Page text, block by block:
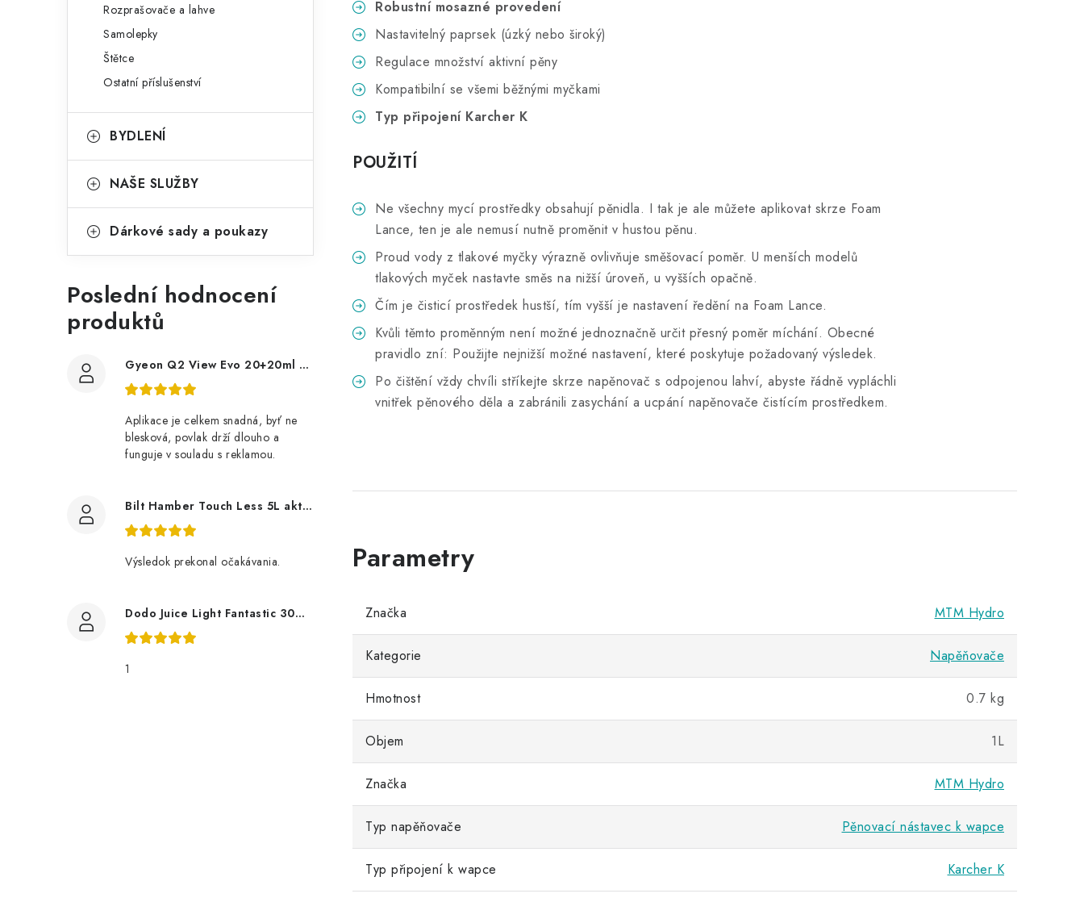
Rozprašovače a lahve
Samolepky
Štětce
Ostatní příslušenství
BYDLENÍ
NAŠE SLUŽBY
Dárkové sady a poukazy
Poslední hodnocení
produktů
Gyeon Q2 View Evo 20+20ml nanopovlak na okna
Aplikace je celkem snadná, byť ne
blesková, povlak drží dlouho a
funguje v souladu s reklamou.
Bilt Hamber Touch Less 5L aktivní pěna
Výsledok prekonal očakávania.
Dodo Juice Light Fantastic 30ml měkký vosk
1
Robustní mosazné provedení
Nastavitelný paprsek (úzký nebo široký)
Regulace množství aktivní pěny
Kompatibilní se všemi běžnými myčkami
Typ připojení Karcher K
POUŽITÍ
Ne všechny mycí prostředky obsahují pěnidla. I tak je ale můžete aplikovat skrze Foam
Lance, ten je ale nemusí nutně proměnit v hustou pěnu.
Proud vody z tlakové myčky výrazně ovlivňuje směšovací poměr. U menších modelů
tlakových myček nastavte směs na nižší úroveň, u vyšších opačně.
Čím je čisticí prostředek hustší, tím vyšší je nastavení ředění na Foam Lance.
Kvůli těmto proměnným není možné jednoznačně určit přesný poměr míchání. Obecné
pravidlo zní: Použijte nejnižší možné nastavení, které poskytuje požadovaný výsledek.
Po čištění vždy chvíli stříkejte skrze napěnovač s odpojenou lahví, abyste řádně vypláchli
vnitřek pěnového děla a zabránili zasychání a ucpání napěnovače čistícím prostředkem.
Značka MTM Hydro
Kategorie Napěňovače
Hmotnost 0.7 kg
Objem 1L
Značka MTM Hydro
Typ napěňovače Pěnovací nástavec k wapce
Typ připojení k wapce Karcher K